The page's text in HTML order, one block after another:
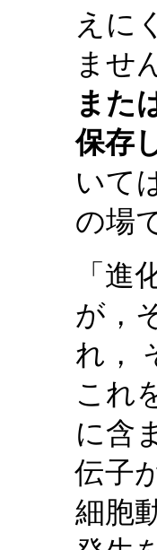
えに
ませ
また
保存
いて
の場
「進
が，
れ，
これ
に含
伝子
細胞